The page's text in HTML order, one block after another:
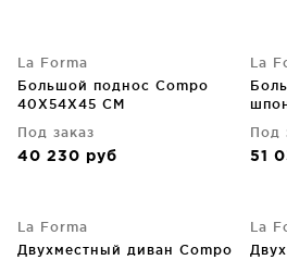
La Forma
Большой поднос Compo
40X54X45 CM
Под заказ
40 230 руб
La
Под
51
La Forma
Двухместный диван Compo
La